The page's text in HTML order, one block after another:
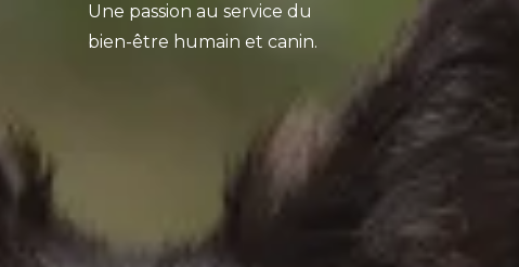
Une passion au service du
bien-être humain et canin.